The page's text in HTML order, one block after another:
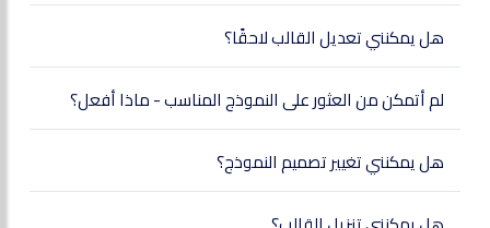
هل يمكنني تعديل القالب لاحقًا؟
لم أتمكن من العثور على النموذج المناسب - ماذا أفعل؟
هل يمكنني تغيير تصميم النموذج؟